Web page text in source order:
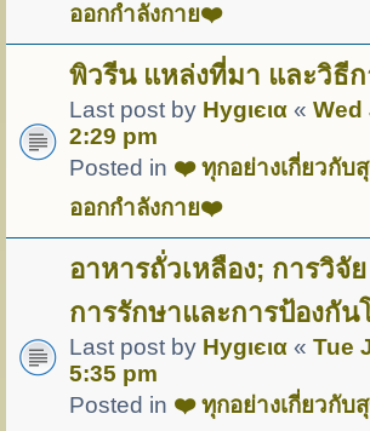
ออกกำลังกาย❤️
พิวรีน แหล่งที่มา และวิธี
Last post by Hуgιєια « Wed
2:29 pm
Posted in ❤️ ทุกอย่างเกี่ยวกับ
ออกกำลังกาย❤️
อาหารถั่วเหลือง; การวิจั
การรักษาและการป้องกัน
Last post by Hуgιєια « Tue
5:35 pm
Posted in ❤️ ทุกอย่างเกี่ยวกับ